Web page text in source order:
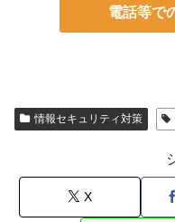
電話等で
情報セキュリティ対策
X